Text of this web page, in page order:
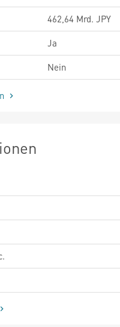
462,64 Mrd. JPY
Ja
Nein